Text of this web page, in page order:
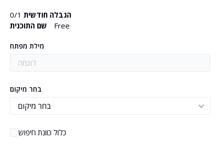
הגבלה חודשית 0/1
שם התוכנית
Free
מילת מפתח
בחר מיקום
כלול כוונת חיפוש